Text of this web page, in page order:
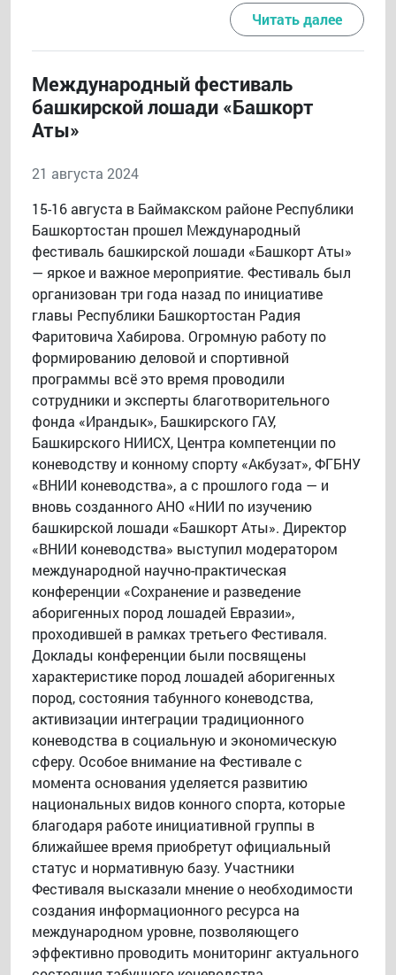
Читать далее
Международный фестиваль
башкирской лошади «Башкорт
Аты»
21 августа 2024
15-16 августа в Баймакском районе Республики
Башкортостан прошел Международный
фестиваль башкирской лошади «Башкорт Аты»
— яркое и важное мероприятие. Фестиваль был
организован три года назад по инициативе
главы Республики Башкортостан Радия
Фаритовича Хабирова. Огромную работу по
формированию деловой и спортивной
программы всё это время проводили
сотрудники и эксперты благотворительного
фонда «Ирандык», Башкирского ГАУ,
Башкирского НИИСХ, Центра компетенции по
коневодству и конному спорту «Акбузат», ФГБНУ
«ВНИИ коневодства», а с прошлого года — и
вновь созданного АНО «НИИ по изучению
башкирской лошади «Башкорт Аты». Директор
«ВНИИ коневодства» выступил модератором
международной научно-практическая
конференции «Сохранение и разведение
аборигенных пород лошадей Евразии»,
проходившей в рамках третьего Фестиваля.
Доклады конференции были посвящены
характеристике пород лошадей аборигенных
пород, состояния табунного коневодства,
активизации интеграции традиционного
коневодства в социальную и экономическую
сферу. Особое внимание на Фестивале с
момента основания уделяется развитию
национальных видов конного спорта, которые
благодаря работе инициативной группы в
ближайшее время приобретут официальный
статус и нормативную базу. Участники
Фестиваля высказали мнение о необходимости
создания информационного ресурса на
международном уровне, позволяющего
эффективно проводить мониторинг актуального